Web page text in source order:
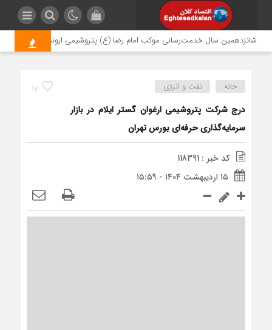
شانزدهمین سال خدمت‌رسانی موکب امام رضا (ع) پتروشیمی اروند؛ روایتی از
13 خانه نفت و انرژی
درج شرکت پتروشیمی ارغوان گستر ایلام در بازار
سرمایه‌گذاری حرفه‌ای بورس تهران
کد خبر : 118391
۱۵ اردیبهشت ۱۴۰۴ - ۱۵:۵۹